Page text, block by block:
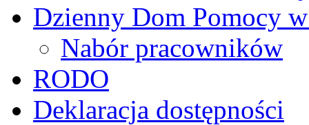
Dzienny Dom Pomocy
Nabór pracowników
RODO
Deklaracja dostępności